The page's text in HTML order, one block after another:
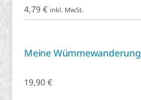
4,79 € inkl. MwSt.
Meine Wümmewanderung
19,90 €